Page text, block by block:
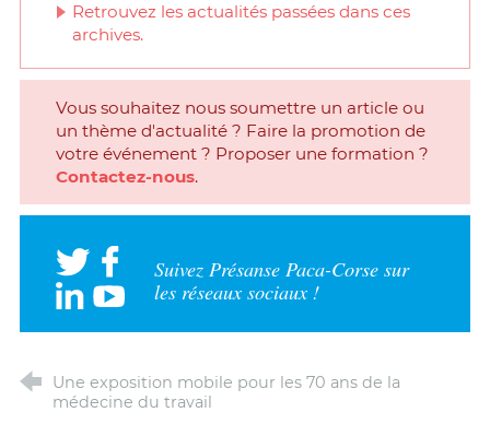
Retrouvez les actualités passées dans ces
archives.
Vous souhaitez nous soumettre un article ou
un thème d'actualité ? Faire la promotion de
votre événement ? Proposer une formation ?
Contactez-nous.
Suivez Présanse Paca-Corse sur
les réseaux sociaux !
Une exposition mobile pour les 70 ans de la
médecine du travail